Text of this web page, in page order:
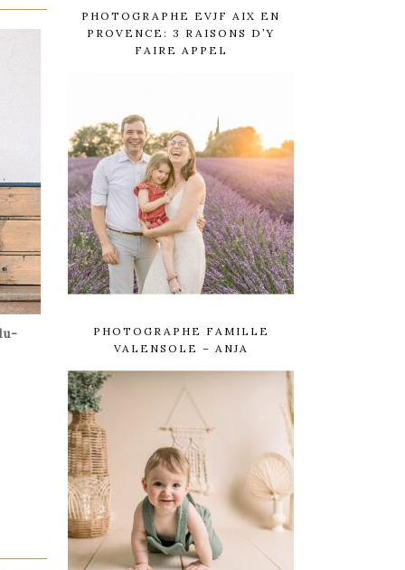
PHOTOGRAPHE EVJF AIX EN
PROVENCE: 3 RAISONS D’Y
FAIRE APPEL
PHOTOGRAPHE FAMILLE
VALENSOLE – ANJA